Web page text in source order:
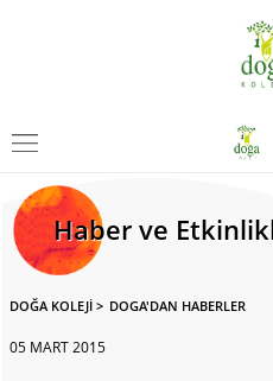
Haber ve
DOĞA KOLEJİ > DOGA'DAN HABERLER
05 MART 2015